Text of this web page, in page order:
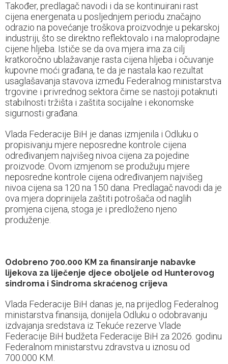
Također, predlagač navodi i da se kontinuirani rast
cijena energenata u posljednjem periodu značajno
odrazio na povećanje troškova proizvodnje u pekarskoj
industriji, što se direktno reflektovalo i na maloprodajne
cijene hljeba. Ističe se da ova mjera ima za cilj
kratkoročno ublažavanje rasta cijena hljeba i očuvanje
kupovne moći građana, te da je nastala kao rezultat
usaglašavanja stavova između Federalnog ministarstva
trgovine i privrednog sektora čime se nastoji potaknuti
stabilnosti tržišta i zaštita socijalne i ekonomske
sigurnosti građana.
Vlada Federacije BiH je danas izmjenila i Odluku o
propisivanju mjere neposredne kontrole cijena
određivanjem najvišeg nivoa cijena za pojedine
proizvode. Ovom izmjenom se produžuju mjere
neposredne kontrole cijena određivanjem najvišeg
nivoa cijena sa 120 na 150 dana. Predlagač navodi da je
ova mjera doprinijela zaštiti potrošača od naglih
promjena cijena, stoga je i predloženo njeno
produženje.
Odobreno 700.000 KM za finansiranje nabavke
lijekova za liječenje djece oboljele od Hunterovog
sindroma i Sindroma skraćenog crijeva
Vlada Federacije BiH danas je, na prijedlog Federalnog
ministarstva finansija, donijela Odluku o odobravanju
izdvajanja sredstava iz Tekuće rezerve Vlade
Federacije BiH budžeta Federacije BiH za 2026. godinu
Federalnom ministarstvu zdravstva u iznosu od
700.000 KM.